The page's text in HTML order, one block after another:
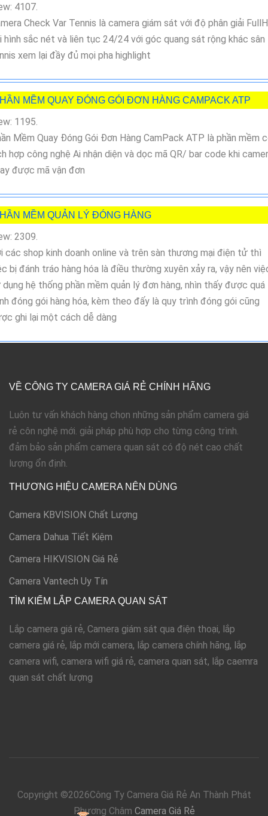
4107.
Check Var Tennis là camera giám sát với độ phân giải
hình sắc nét và liên tục 24/24 với góc quang sát rộng khác sân
xem lại đầy đủ mọi pha highlight
MỀM QUAY ĐÓNG GÓI ĐƠN HÀNG CAMPACK ATP
1195.
Mềm Quay Đóng Gói Đơn Hàng CamPack ATP là phần mềm
hợp công nghệ Ai nhận diện và dọc mã QR/ bar code khi
được mã vận đơn
MỀM QUẢN LÝ ĐÓNG HÀNG
2309.
các shop kinh doanh online và trên sàn thương mại điện tử thì
bị đánh tráo hàng hóa là điều thường xuyên xảy ra, vậy nên
dụng hệ thống phần mềm quản lý đơn hàng, nhìn thấy được quá
đóng gói hàng hóa, kèm theo đấy là quy trình đóng gói cũng
ghi lại một cách dễ dàng
VỀ CÔNG TY CAMERA GIÁ RẺ CHÍNH HÃNG
Luôn tư vấn khách hàng chọn những sản phẩm camera giá
rẻ côn nghệ mới. giải pháp phù hợp cho từng công trình.
đảm bảo sản phẩm camera quan sát có độ nét cao chất
lượng ổn định.
THƯƠNG HIỆU CAMERA NÊN DÙNG
Camera KBVISION Chất Lượng
Camera Dahua Tiết Kiệm
Camera HIKVISION Giá Rẻ
Camera Vantech Uy Tín
TÌM KIẾM LẮP CAMERA QUAN SÁT
Lắp camera giá rẻ, Camera giám sát qua điện thoại, lắp
camera giá rẻ, lắp mới camera, lắp camera chính hãng, lắp
camera wifi, camera wifi giá rẻ, camera quan sát, lắp caemra
quan sát chất lượng
Copyright ©2026Công Ty Camera Giá Rẻ An Thành Phát
Phương Châm Camera Giá Rẻ